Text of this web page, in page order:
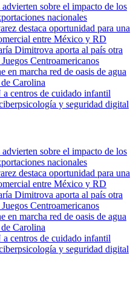
sobre el impacto de los
nacionales
destaca oportunidad para una
entre México y RD
Dimitrova aporta al país otra
Centroamericanos
en marcha red de oasis de agua
Carolina
centros de cuidado infantil
y seguridad digital
sobre el impacto de los
nacionales
destaca oportunidad para una
entre México y RD
Dimitrova aporta al país otra
Centroamericanos
en marcha red de oasis de agua
Carolina
centros de cuidado infantil
y seguridad digital